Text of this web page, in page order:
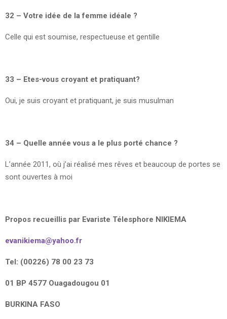
32 – Votre idée de la femme idéale ?
Celle qui est soumise, respectueuse et gentille
33 – Etes-vous croyant et pratiquant?
Oui, je suis croyant et pratiquant, je suis musulman
34 – Quelle année vous a le plus porté chance ?
L’année 2011, où j’ai réalisé mes rêves et beaucoup de portes se
sont ouvertes à moi
Propos recueillis par Evariste Télesphore NIKIEMA
evanikiema@yahoo.fr
Tel: (00226) 78 00 23 73
01 BP 4577 Ouagadougou 01
BURKINA FASO